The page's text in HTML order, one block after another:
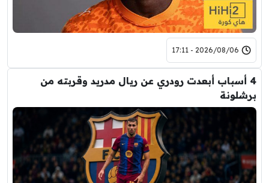
2026/08/06 - 17:11
4 أسباب أبعدت رودري عن ريال مدريد وقربته من
برشلونة